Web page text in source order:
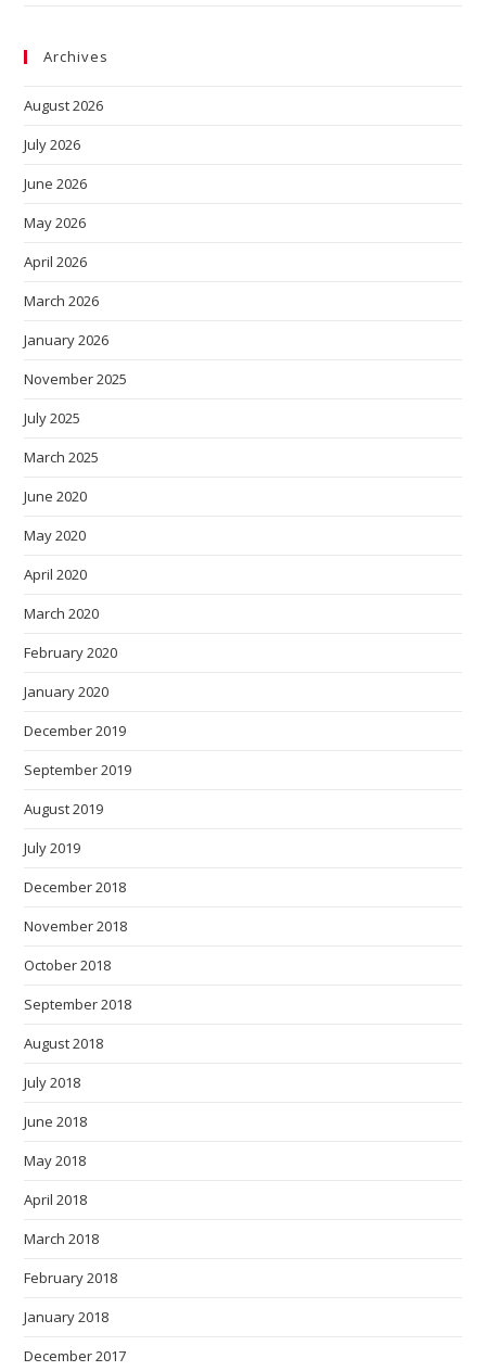
Archives
August 2026
July 2026
June 2026
May 2026
April 2026
March 2026
January 2026
November 2025
July 2025
March 2025
June 2020
May 2020
April 2020
March 2020
February 2020
January 2020
December 2019
September 2019
August 2019
July 2019
December 2018
November 2018
October 2018
September 2018
August 2018
July 2018
June 2018
May 2018
April 2018
March 2018
February 2018
January 2018
December 2017